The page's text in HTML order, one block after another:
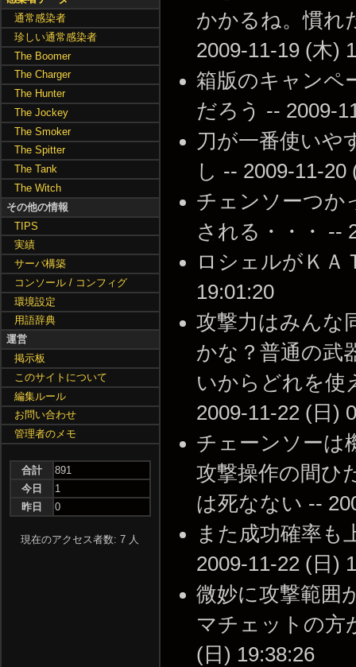
かかるね。慣れ
2009-11-19 (木)
箱版のキャン
だろう -- 2009-
刀が一番使いや
し -- 2009-11-20
チェンソーつか
される・・・ --
ロシェルがＫＡ
19:01:20
攻撃力はみんな
かな？普通の武
いからどれを使
2009-11-22 (日)
チェーンソーは
攻撃操作の間ひ
は死なない --
また成功確率も
2009-11-22 (日)
微妙に攻撃範囲
マチェットの方
(日) 19:38:26
通常感染者
珍しい通常感染者
The Boomer
The Charger
The Hunter
The Jockey
The Smoker
The Spitter
The Tank
The Witch
その他の情報
TIPS
実績
サーバ構築
コンソール / コンフィグ
環境設定
用語辞典
運営
掲示板
このサイトについて
編集ルール
お問い合わせ
管理者のメモ
合計
891
今日
1
昨日
0
現在のアクセス者数: 7 人